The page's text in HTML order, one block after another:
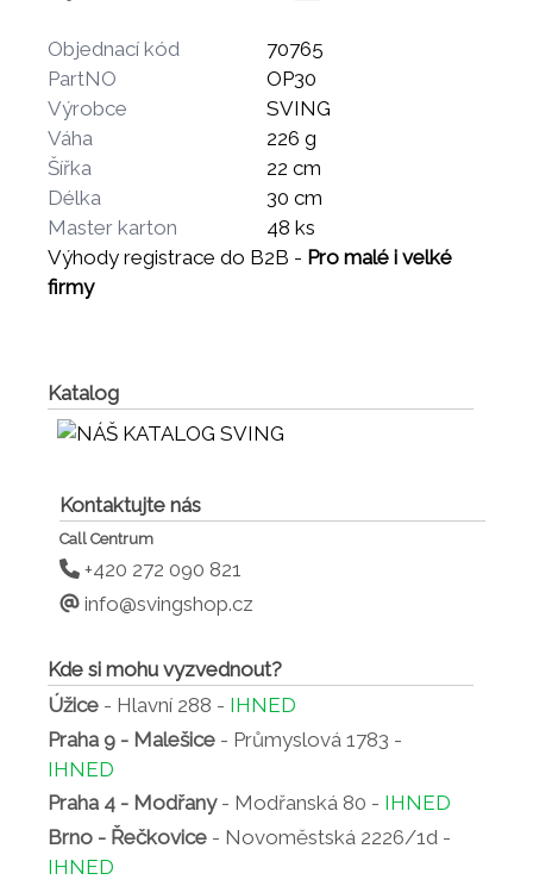
Objednací kód
70765
PartNO
OP30
Výrobce
SVING
Váha
226 g
Šířka
22 cm
Délka
30 cm
Master karton
48 ks
Výhody registrace do B2B - Pro malé i velké
firmy
Katalog
Kontaktujte nás
Call Centrum
+420 272 090 821
info@svingshop.cz
Kde si mohu vyzvednout?
Úžice - Hlavní 288 - IHNED
Praha 9 - Malešice - Průmyslová 1783 -
IHNED
Praha 4 - Modřany- Modřanská 80 - IHNED
Brno - Řečkovice - Novoměstská 2226/1d -
IHNED